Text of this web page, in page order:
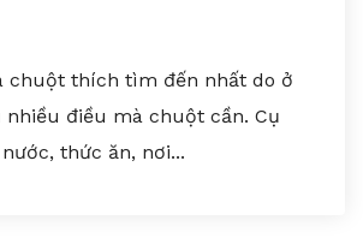
chuột thích tìm đến nhất do ở
nhiều điều mà chuột cần. Cụ
thức ăn, nơi...